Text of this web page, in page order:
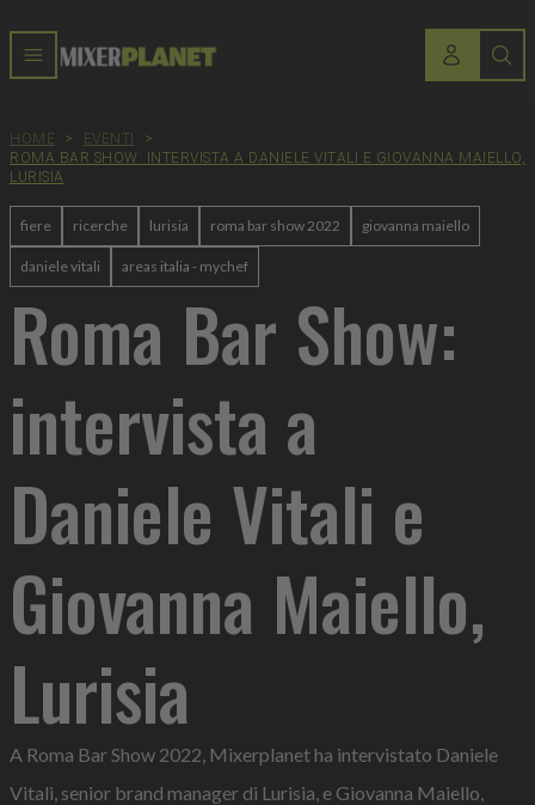
HOME > EVENTI
>
ROMA BAR SHOW: INTERVISTA A DANIELE VITALI E GIOVANNA MAIELLO,
LURISIA
fiere ricerche lurisia roma bar show 2022 giovanna maiello
daniele vitali areas italia - mychef
Roma Bar Show:
intervista a
Daniele Vitali e
Giovanna Maiello,
Lurisia
A Roma Bar Show 2022, Mixerplanet ha intervistato Daniele
Vitali, senior brand manager di Lurisia, e Giovanna Maiello,